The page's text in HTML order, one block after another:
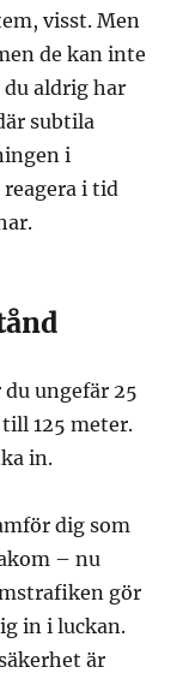
visst. Men
de kan inte
du aldrig har
subtila
i
i tid
ungefär 25
125 meter.
in.
dig som
– nu
gör
in i luckan.
är